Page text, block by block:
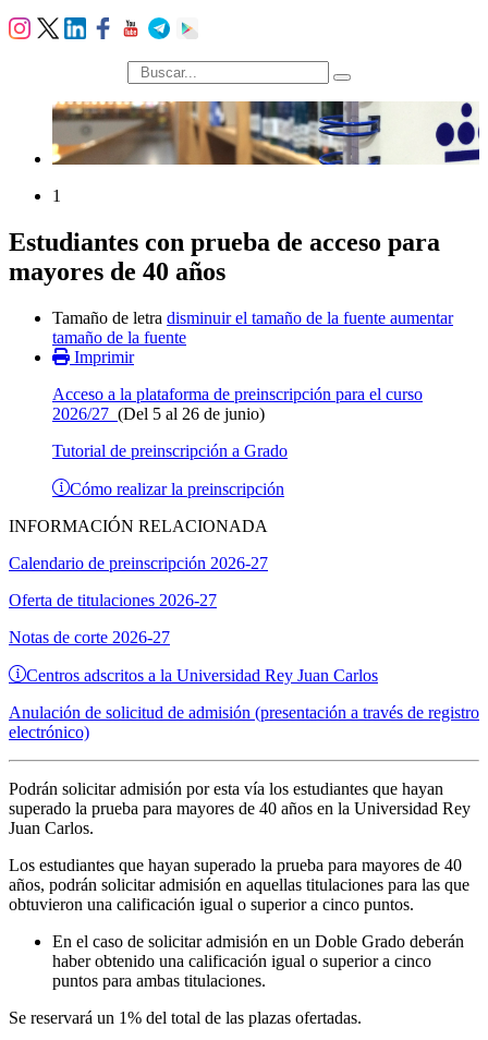
búsqueda
1
Estudiantes con prueba de acceso para
mayores de 40 años
Tamaño de letra disminuir el tamaño de la fuente aumentar
tamaño de la fuente
Imprimir
Acceso a la plataforma de preinscripción para el curso
2026/27 (Del 5 al 26 de junio)
Tutorial de preinscripción a Grado
Cómo realizar la preinscripción
INFORMACIÓN RELACIONADA
Calendario de preinscripción 2026-27
Oferta de titulaciones 2026-27
Notas de corte 2026-27
Centros adscritos a la Universidad Rey Juan Carlos
Anulación de solicitud de admisión (presentación a través de registro
electrónico)
Podrán solicitar admisión por esta vía los estudiantes que hayan
superado la prueba para mayores de 40 años en la Universidad Rey
Juan Carlos.
Los estudiantes que hayan superado la prueba para mayores de 40
años, podrán solicitar admisión en aquellas titulaciones para las que
obtuvieron una calificación igual o superior a cinco puntos.
En el caso de solicitar admisión en un Doble Grado deberán
haber obtenido una calificación igual o superior a cinco
puntos para ambas titulaciones.
Se reservará un 1% del total de las plazas ofertadas.